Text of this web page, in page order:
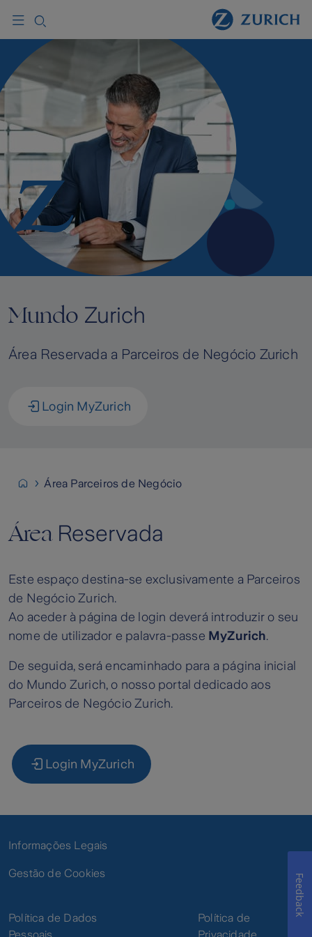
Mundo Zurich
Área Reservada a Parceiros de Negócio Zurich
Login MyZurich
Área Parceiros de Negócio
Área Reservada
Este espaço destina-se exclusivamente a Parceiros
de Negócio Zurich.
Ao aceder à página de login deverá introduzir o seu
nome de utilizador e palavra-passe MyZurich.
De seguida, será encaminhado para a página inicial
do Mundo Zurich, o nosso portal dedicado aos
Parceiros de Negócio Zurich.
Login MyZurich
Informações Legais
Gestão de Cookies
Política de Dados
Política de
Feedback